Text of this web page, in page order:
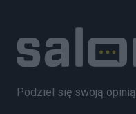
Podziel się swoją opinią